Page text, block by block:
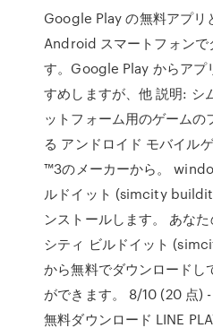
Google Play の無料アプリ
Android スマートフォンで
す。Google Play からアプ
すめしますが、他 説明: シ
ットフォーム用のゲームの
る アンドロイド モバイル
™3のメーカーから。
ルドイット (simcity
ンストールします。 あな
シティ ビルドイット
から無料でダウンロードし
ができます。 8/10 (20 点)
無料ダウンロード LINE